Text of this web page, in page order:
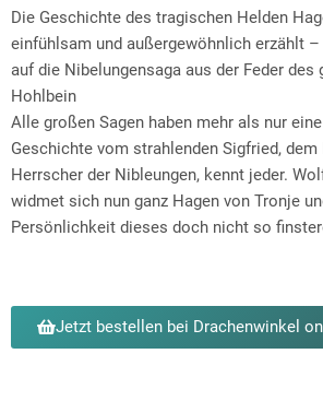
Die Geschichte des tragischen Helden
einfühlsam und außergewöhnlich erzählt
auf die Nibelungensaga aus der Feder des
Hohlbein
Alle großen Sagen haben mehr als nur
Geschichte vom strahlenden Sigfried,
Herrscher der Nibleungen, kennt jeder.
widmet sich nun ganz Hagen von Tronje
Persönlichkeit dieses doch nicht so
Jetzt bestellen bei Drachenwinkel